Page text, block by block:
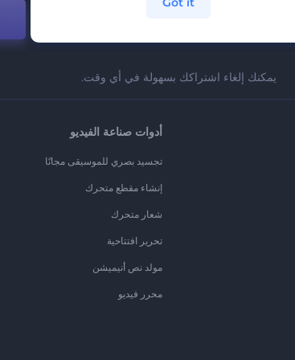
يمكنك إلغاء اشتراكك بسهولة في أي وقت.
أدوات صناعة الفيديو
تجسيد بصري للموسيقى مجانًا
إنشاء مقطع متحرك
شعار متحرك
تحرير افتتاحية
مولد نص أنيميشن
محرر فيديو